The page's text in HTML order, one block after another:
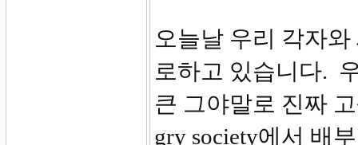
오늘날 우리 각자
로하고 있습니다.
큰 그야말로 진짜
gry society에서 배